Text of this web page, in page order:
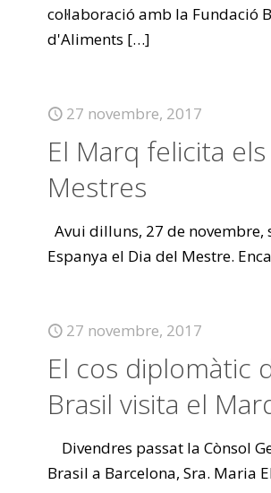
col·laboració amb la Fundació
d'Aliments […]
27 novembre, 2017
El Marq felicita els
Mestres
Avui dilluns, 27 de novembre,
Espanya el Dia del Mestre.
27 novembre, 2017
El cos diplomàtic
Brasil visita el
Divendres passat la Cònsol
Brasil a Barcelona, Sra. Maria